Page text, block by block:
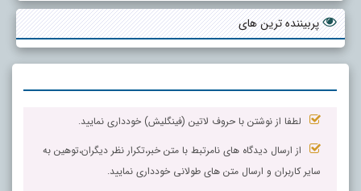
پربیننده ترین های
لطفا از نوشتن با حروف لاتین (فینگلیش) خودداری نمایید.
از ارسال دیدگاه های نامرتبط با متن خبر،تکرار نظر دیگران،توهین به
سایر کاربران و ارسال متن های طولانی خودداری نمایید.